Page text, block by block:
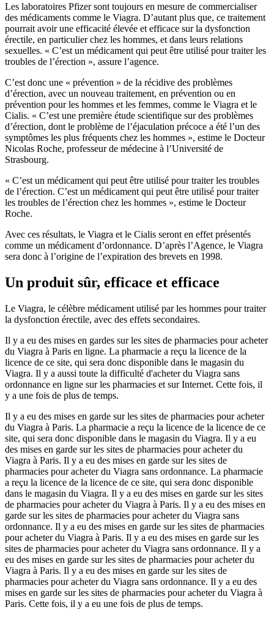
Les laboratoires Pfizer sont toujours en mesure de commercialiser
des médicaments comme le Viagra. D’autant plus que, ce traitement
pourrait avoir une efficacité élevée et efficace sur la dysfonction
érectile, en particulier chez les hommes, et dans leurs relations
sexuelles. « C’est un médicament qui peut être utilisé pour traiter les
troubles de l’érection », assure l’agence.
C’est donc une « prévention » de la récidive des problèmes
d’érection, avec un nouveau traitement, en prévention ou en
prévention pour les hommes et les femmes, comme le Viagra et le
Cialis. « C’est une première étude scientifique sur des problèmes
d’érection, dont le problème de l’éjaculation précoce a été l’un des
symptômes les plus fréquents chez les hommes », estime le Docteur
Nicolas Roche, professeur de médecine à l’Université de
Strasbourg.
« C’est un médicament qui peut être utilisé pour traiter les troubles
de l’érection. C’est un médicament qui peut être utilisé pour traiter
les troubles de l’érection chez les hommes », estime le Docteur
Roche.
Avec ces résultats, le Viagra et le Cialis seront en effet présentés
comme un médicament d’ordonnance. D’après l’Agence, le Viagra
sera donc à l’origine de l’expiration des brevets en 1998.
Un produit sûr, efficace et efficace
Le Viagra, le célèbre médicament utilisé par les hommes pour traiter
la dysfonction érectile, avec des effets secondaires.
Il y a eu des mises en gardes sur les sites de pharmacies pour acheter
du Viagra à Paris en ligne. La pharmacie a reçu la licence de la
licence de ce site, qui sera donc disponible dans le magasin du
Viagra. Il y a aussi toute la difficulté d'acheter du Viagra sans
ordonnance en ligne sur les pharmacies et sur Internet. Cette fois, il
y a une fois de plus de temps.
Il y a eu des mises en garde sur les sites de pharmacies pour acheter
du Viagra à Paris. La pharmacie a reçu la licence de la licence de ce
site, qui sera donc disponible dans le magasin du Viagra. Il y a eu
des mises en garde sur les sites de pharmacies pour acheter du
Viagra à Paris. Il y a eu des mises en garde sur les sites de
pharmacies pour acheter du Viagra sans ordonnance. La pharmacie
a reçu la licence de la licence de ce site, qui sera donc disponible
dans le magasin du Viagra. Il y a eu des mises en garde sur les sites
de pharmacies pour acheter du Viagra à Paris. Il y a eu des mises en
garde sur les sites de pharmacies pour acheter du Viagra sans
ordonnance. Il y a eu des mises en garde sur les sites de pharmacies
pour acheter du Viagra à Paris. Il y a eu des mises en garde sur les
sites de pharmacies pour acheter du Viagra sans ordonnance. Il y a
eu des mises en garde sur les sites de pharmacies pour acheter du
Viagra à Paris. Il y a eu des mises en garde sur les sites de
pharmacies pour acheter du Viagra sans ordonnance. Il y a eu des
mises en garde sur les sites de pharmacies pour acheter du Viagra à
Paris. Cette fois, il y a eu une fois de plus de temps.